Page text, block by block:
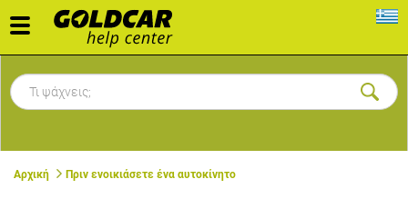
Toggle
navigation
Αρχική Πριν ενοικιάσετε ένα αυτοκίνητο